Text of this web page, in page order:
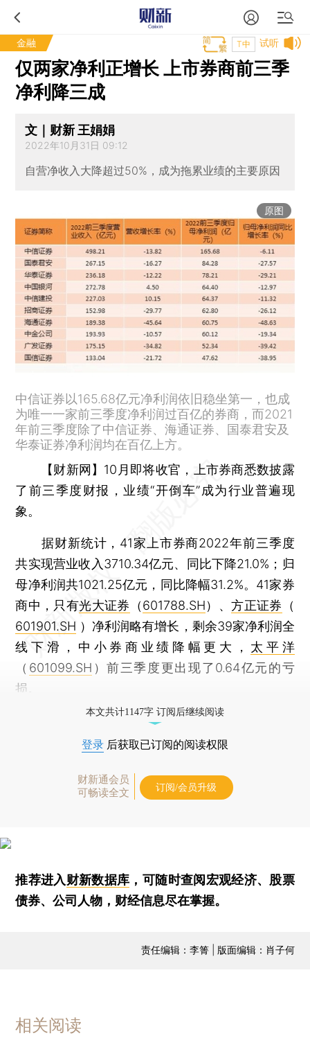
金融 试听
T中
仅两家净利正增长 上市券商前三季
净利降三成
文｜财新 王娟娟
2022年10月31日 09:12
自营净收入大降超过50%，成为拖累业绩的主要原因
原图
中信证券以165.68亿元净利润依旧稳坐第一，也成
为唯一一家前三季度净利润过百亿的券商，而2021
年前三季度除了中信证券、海通证券、国泰君安及
华泰证券净利润均在百亿上方。
【财新网】 10月即将收官，上市券商悉数披露
了前三季度财报，业绩“开倒车”成为行业普遍现
象。
据财新统计，41家上市券商2022年前三季度
共实现营业收入3710.34亿元、同比下降21.0%；归
母净利润共1021.25亿元，同比降幅31.2%。41家券
商中，只有光大证券 （601788.SH）、方正证券 （
601901.SH ）净利润略有增长，剩余39家净利润全
线下滑，中小券商业绩降幅更大， 太平洋
（ 601099.SH ）前三季度更出现了0.64亿元的亏
损。
本文共计1147字 订阅后继续阅读
登录 后获取已订阅的阅读权限
财新通会员
可畅读全文
订阅/会员升级
推荐进入财新数据库 ，可随时查阅宏观经济、股票
债券、公司人物，财经信息尽在掌握。
责任编辑：李箐 | 版面编辑：肖子何
相关阅读